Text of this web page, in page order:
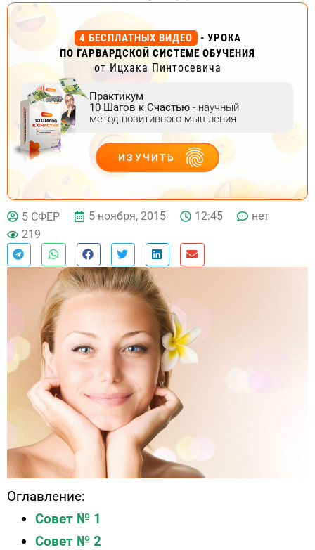
4 БЕСПЛАТНЫХ ВИДЕО
- УРОКА
ПО ГАРВАРДСКОЙ СИСТЕМЕ ОБУЧЕНИЯ
от Ицхака Пинтосевича
Практикум
10 Шагов к Счастью - научный
метод позитивного мышления
ИЗУЧИТЬ
ДЕЙСТВУЙ
5 СФЕР 5 ноября, 2015 12:45
нет
219
Оглавление:
Совет № 1
Совет № 2